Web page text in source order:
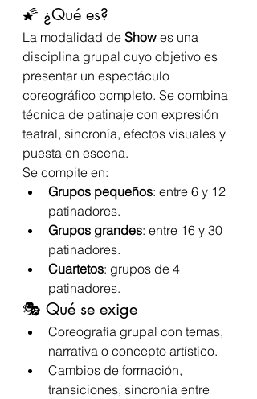
🌠 ¿Qué es?
La modalidad de Show es una
disciplina grupal cuyo objetivo es
presentar un espectáculo
coreográfico completo. Se combina
técnica de patinaje con expresión
teatral, sincronía, efectos visuales y
puesta en escena.
Se compite en:
Grupos pequeños: entre 6 y 12
patinadores.
Grupos grandes: entre 16 y 30
patinadores.
Cuartetos: grupos de 4
patinadores.
🎭 Qué se exige
Coreografía grupal con temas,
narrativa o concepto artístico.
Cambios de formación,
transiciones, sincronía entre